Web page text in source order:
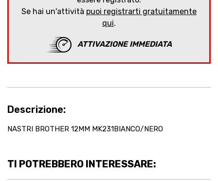
Se hai un'attività puoi registrarti gratuitamente
qui.
ATTIVAZIONE IMMEDIATA
Descrizione:
NASTRI BROTHER 12MM MK231BIANCO/NERO
TI POTREBBERO INTERESSARE: